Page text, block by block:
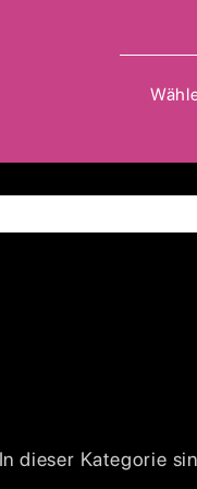
In dieser Kategorie